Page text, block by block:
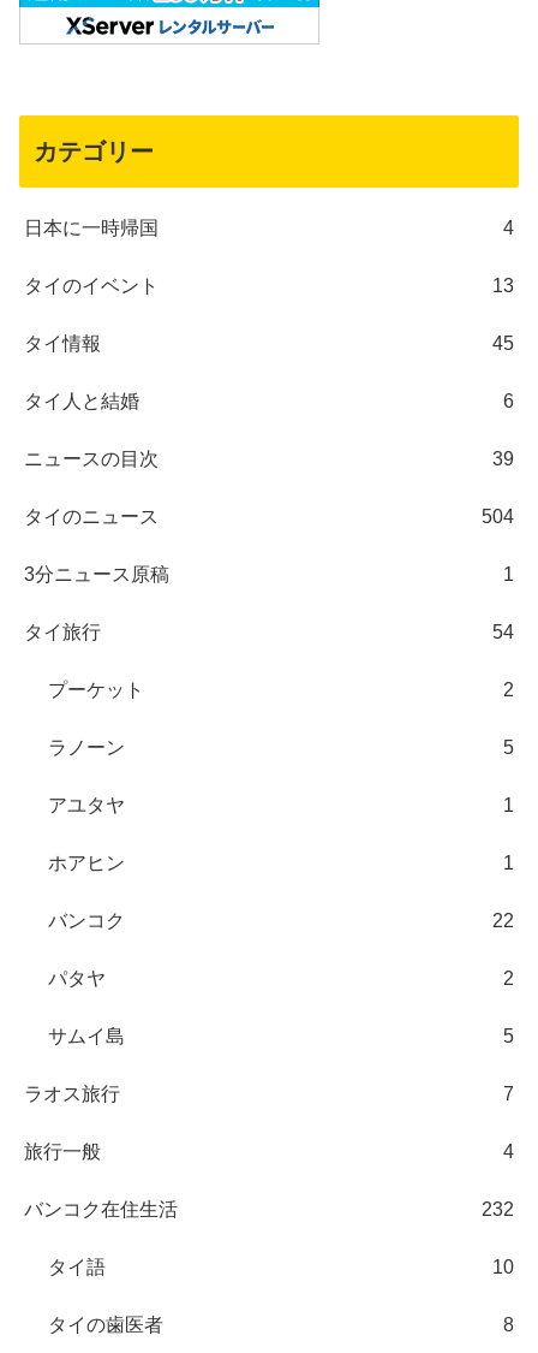
カテゴリー
日本に一時帰国 4
タイのイベント 13
タイ情報 45
タイ人と結婚 6
ニュースの目次 39
タイのニュース 504
3分ニュース原稿 1
タイ旅行 54
プーケット 2
ラノーン 5
アユタヤ 1
ホアヒン 1
バンコク 22
パタヤ 2
サムイ島 5
ラオス旅行 7
旅行一般 4
バンコク在住生活 232
タイ語 10
タイの歯医者 8